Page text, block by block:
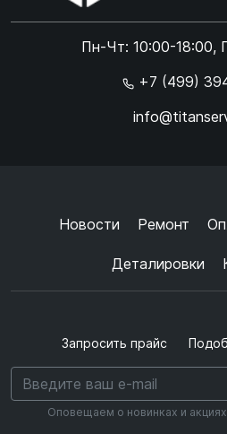
Пн-Чт: 10:00-18:00,
+7 (499)
Новости Ремонт
Деталировки
Запросить прайс
Оповещаем о новинках и
Online чат